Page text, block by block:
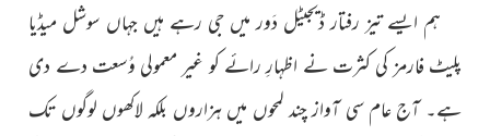
ہم ایسے تیز رفتار ڈیجیٹل دَور میں جی رہے ہیں جہاں سوشل میڈیا
پلیٹ فارمز کی کثرت نے اظہارِ رائے کو غیر معمولی وُسعت دے دی
ہے۔ آج عام سی آواز چند لمحوں میں ہزاروں بلکہ لاکھوں لوگوں تک